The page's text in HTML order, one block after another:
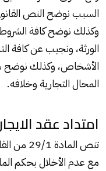
السبب نوضح النص
وكذلك نوضح كافة
الورثة، ونجيب عن كافة
الأشخاص، وكذلك نوضح
المحال التجارية وخلافه.
امتداد عقد